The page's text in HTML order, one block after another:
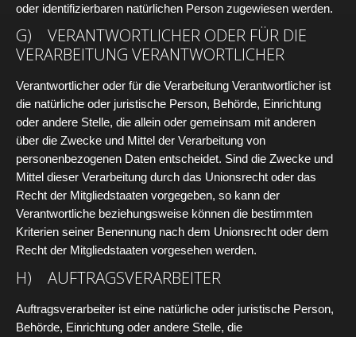
oder identifizierbaren natürlichen Person zugewiesen werden.
G) VERANTWORTLICHER ODER FÜR DIE
VERARBEITUNG VERANTWORTLICHER
Verantwortlicher oder für die Verarbeitung Verantwortlicher ist
die natürliche oder juristische Person, Behörde, Einrichtung
oder andere Stelle, die allein oder gemeinsam mit anderen
über die Zwecke und Mittel der Verarbeitung von
personenbezogenen Daten entscheidet. Sind die Zwecke und
Mittel dieser Verarbeitung durch das Unionsrecht oder das
Recht der Mitgliedstaaten vorgegeben, so kann der
Verantwortliche beziehungsweise können die bestimmten
Kriterien seiner Benennung nach dem Unionsrecht oder dem
Recht der Mitgliedstaaten vorgesehen werden.
H) AUFTRAGSVERARBEITER
Auftragsverarbeiter ist eine natürliche oder juristische Person,
Behörde, Einrichtung oder andere Stelle, die